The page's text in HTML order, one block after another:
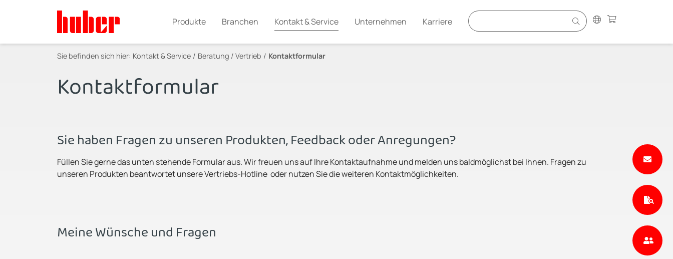
Produkte Branchen Kontakt & Service Unternehmen Karriere
Sie befinden sich hier: Kontakt & Service Beratung / Vertrieb Kontaktformular
Kontaktformular
Sie haben Fragen zu unseren Produkten, Feedback oder Anregungen?
Füllen Sie gerne das unten stehende Formular aus. Wir freuen uns auf Ihre Kontaktaufnahme und melden uns baldmöglichst bei Ihnen. Fragen zu
unseren Produkten beantwortet unsere Vertriebs-Hotline oder nutzen Sie die weiteren Kontaktmöglichkeiten.
Meine Wünsche und Fragen